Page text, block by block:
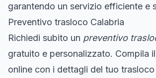
garantendo un servizio efficiente e
Preventivo trasloco Calabria
Richiedi subito un preventivo
gratuito e personalizzato. Compila
online con i dettagli del tuo